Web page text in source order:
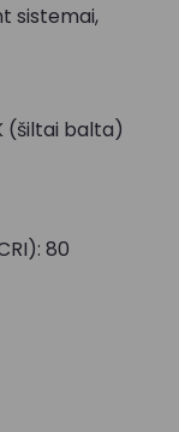
sistemai,
(šiltai balta)
80